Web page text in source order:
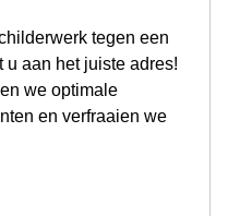
tegen een
aan het juiste adres!
we optimale
en verfraaien we